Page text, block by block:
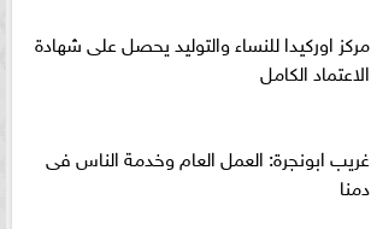
مركز اوركيدا للنساء والتوليد يحصل على شهادة
الاعتماد الكامل
غريب ابونجرة: العمل العام وخدمة الناس فى
دمنا